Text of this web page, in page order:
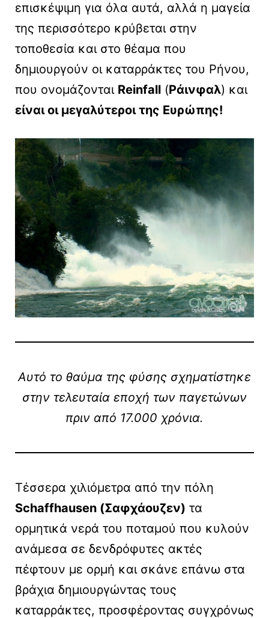
επισκέψιμη για όλα αυτά, αλλά η μαγεία
της περισσότερο κρύβεται στην
τοποθεσία και στο θέαμα που
δημιουργούν οι καταρράκτες του Ρήνου,
που ονομάζονται Reinfall (Ράινφαλ) και
είναι οι μεγαλύτεροι της Ευρώπης!
Αυτό το θαύμα της φύσης σχηματίστηκε
στην τελευταία εποχή των παγετώνων
πριν από 17.000 χρόνια.
Τέσσερα χιλιόμετρα από την πόλη
Schaffhausen (Σαφχάουζεν) τα
ορμητικά νερά του ποταμού που κυλούν
ανάμεσα σε δενδρόφυτες ακτές
πέφτουν με ορμή και σκάνε επάνω στα
βράχια δημιουργώντας τους
καταρράκτες, προσφέροντας συγχρόνως